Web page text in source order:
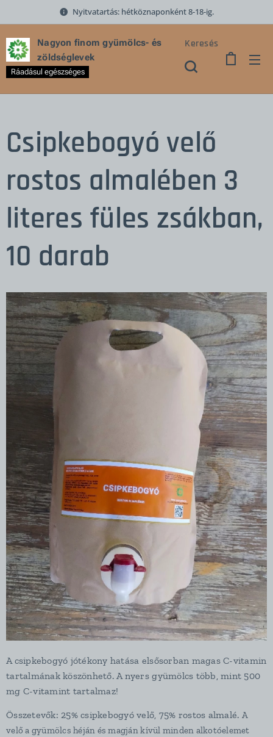
Nyitvatartás: hétköznaponként 8-18-ig.
Nagyon finom gyümölcs- és
zöldséglevek
Ráadásul egészséges
Keresés
Csipkebogyó velő
rostos almalében 3
literes füles zsákban,
10 darab
A csipkebogyó jótékony hatása elsősorban magas C-vitamin
tartalmának köszönhető. A nyers gyümölcs több, mint 500
mg C-vitamint tartalmaz!
Összetevők: 25% csipkebogyó velő, 75% rostos almalé. A
velő a gyümölcs héján és magján kívül minden alkotóelemet